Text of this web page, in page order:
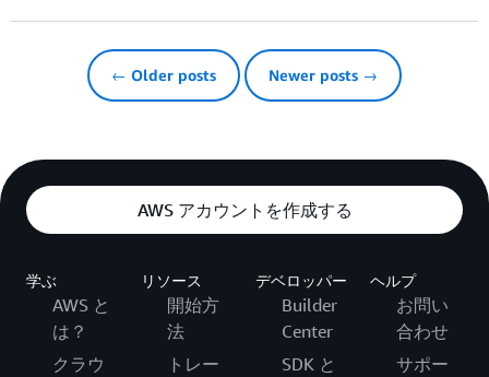
← Older posts Newer posts →
AWS アカウントを作成する
学ぶ
AWS と
は？
クラウ
リソース
開始方
法
トレー
デベロッパー
Builder
Center
SDK と
ヘルプ
お問い
合わせ
サポー